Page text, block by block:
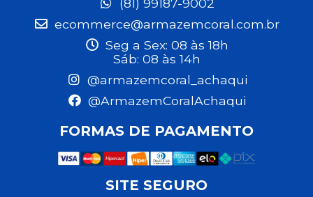
(81) 99187-9002
ecommerce@armazemcoral.com.br
Seg a Sex: 08 às 18h
Sáb: 08 às 14h
@armazemcoral_achaqui
@ArmazemCoralAchaqui
FORMAS DE PAGAMENTO
SITE SEGURO